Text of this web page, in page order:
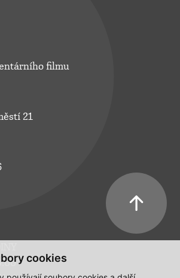
cookies
filmu
21